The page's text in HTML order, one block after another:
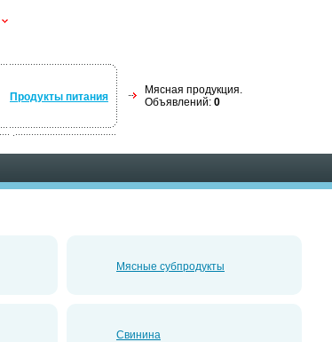
Продукты питания
Мясная продукция.
Объявлений: 0
Мясные субпродукты
Свинина